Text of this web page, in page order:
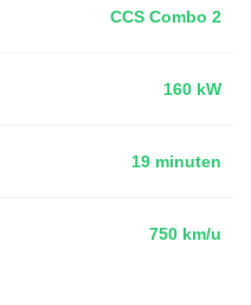
CCS Combo 2
160 kW
19 minuten
750 km/u